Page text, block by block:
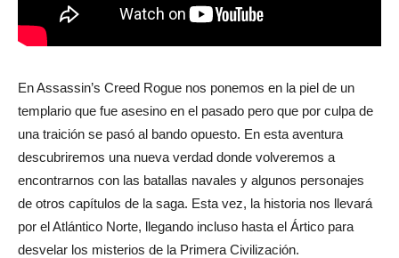
En Assassin’s Creed Rogue nos ponemos en la piel de un
templario que fue asesino en el pasado pero que por culpa de
una traición se pasó al bando opuesto. En esta aventura
descubriremos una nueva verdad donde volveremos a
encontrarnos con las batallas navales y algunos personajes
de otros capítulos de la saga. Esta vez, la historia nos llevará
por el Atlántico Norte, llegando incluso hasta el Ártico para
desvelar los misterios de la Primera Civilización.